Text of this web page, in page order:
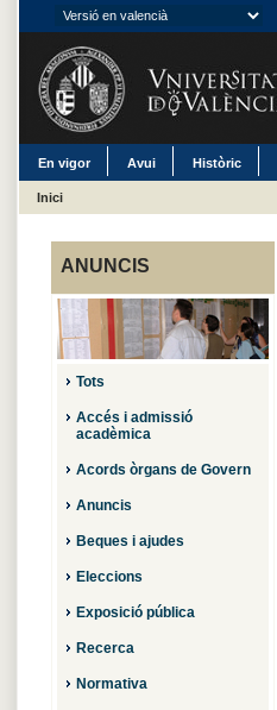
En vigor Avui Històric
Inici
ANUNCIS
Tots
Accés i admissió
acadèmica
Acords òrgans de Govern
Anuncis
Beques i ajudes
Eleccions
Exposició pública
Recerca
Normativa